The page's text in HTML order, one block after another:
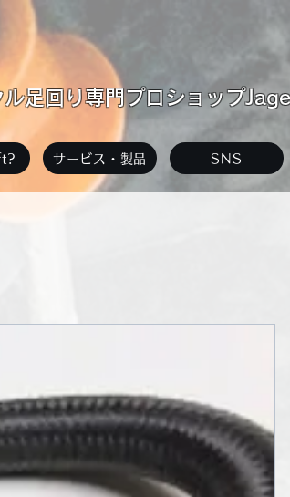
ル足回り専門プロショップ
サービス・製品 SNS